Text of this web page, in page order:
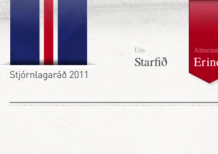
Um
Starfið
Almenn